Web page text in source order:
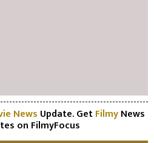
News Update. GetFilmyNews
on FilmyFocus